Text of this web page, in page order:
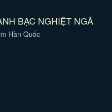
BẠC NGHIỆT NGÃ
Hàn Quốc